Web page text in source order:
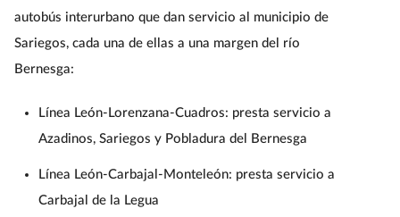
autobús interurbano que dan servicio al municipio de
Sariegos, cada una de ellas a una margen del río
Bernesga:
Línea León-Lorenzana-Cuadros: presta servicio a
Azadinos, Sariegos y Pobladura del Bernesga
Línea León-Carbajal-Monteleón: presta servicio a
Carbajal de la Legua